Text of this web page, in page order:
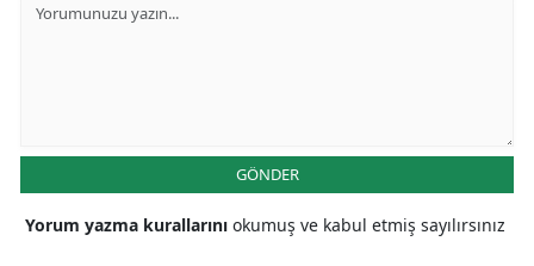
GÖNDER
Yorum yazma kurallarını okumuş ve kabul etmiş sayılırsınız